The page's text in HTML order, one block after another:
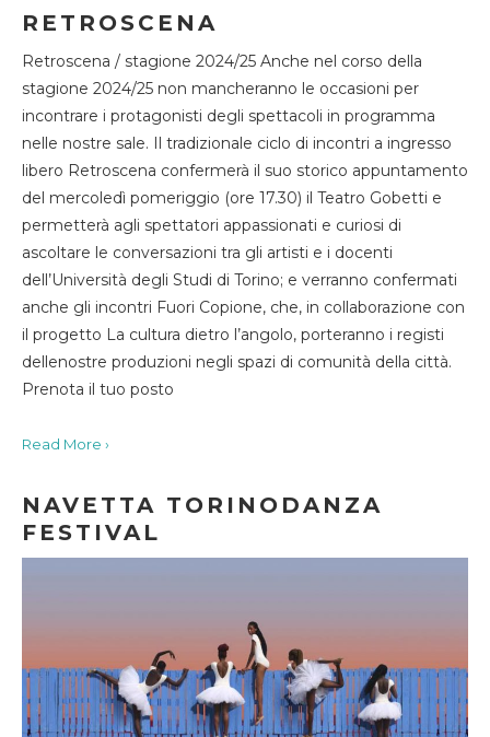
RETROSCENA
Retroscena / stagione 2024/25 Anche nel corso della
stagione 2024/25 non mancheranno le occasioni per
incontrare i protagonisti degli spettacoli in programma
nelle nostre sale. Il tradizionale ciclo di incontri a ingresso
libero Retroscena confermerà il suo storico appuntamento
del mercoledì pomeriggio (ore 17.30) il Teatro Gobetti e
permetterà agli spettatori appassionati e curiosi di
ascoltare le conversazioni tra gli artisti e i docenti
dell’Università degli Studi di Torino; e verranno confermati
anche gli incontri Fuori Copione, che, in collaborazione con
il progetto La cultura dietro l’angolo, porteranno i registi
dellenostre produzioni negli spazi di comunità della città.
Prenota il tuo posto
Read More ›
NAVETTA TORINODANZA
FESTIVAL